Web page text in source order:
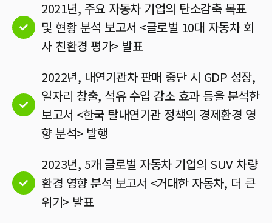
2021년, 주요 자동차 기업의 탄소감축 목표
및 현황 분석 보고서 <글로벌 10대 자동차 회
사 친환경 평가> 발표
2022년, 내연기관차 판매 중단 시 GDP 성장,
일자리 창출, 석유 수입 감소 효과 등을 분석한
보고서 <한국 탈내연기관 정책의 경제환경 영
향 분석> 발행
2023년, 5개 글로벌 자동차 기업의 SUV 차량
환경 영향 분석 보고서 <거대한 자동차, 더 큰
위기> 발표